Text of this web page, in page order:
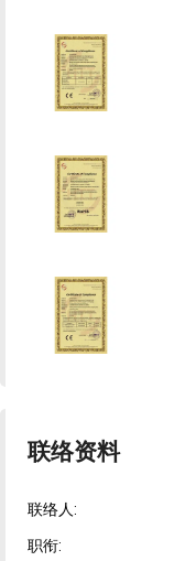
联络资料
联络人:
职衔: